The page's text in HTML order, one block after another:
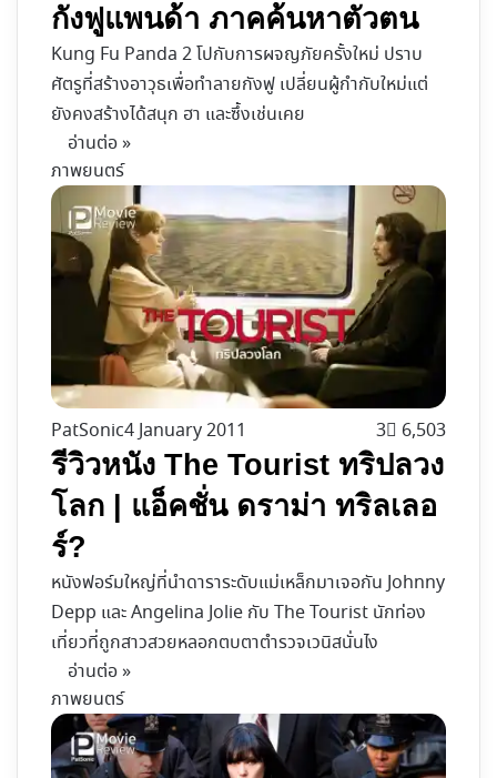
กังฟูแพนด้า ภาคค้นหาตัวตน
Kung Fu Panda 2 โปกับการผจญภัยครั้งใหม่ ปราบ
ศัตรูที่สร้างอาวุธเพื่อทำลายกังฟู เปลี่ยนผู้กำกับใหม่แต่
ยังคงสร้างได้สนุก ฮา และซึ้งเช่นเคย
อ่านต่อ »
ภาพยนตร์
PatSonic4 January 2011 3 6,503
รีวิวหนัง The Tourist ทริปลวง
โลก | แอ็คชั่น ดราม่า ทริลเลอ
ร์?
หนังฟอร์มใหญ่ที่นำดาราระดับแม่เหล็กมาเจอกัน Johnny
Depp และ Angelina Jolie กับ The Tourist นักท่อง
เที่ยวที่ถูกสาวสวยหลอกตบตาตำรวจเวนิสนั่นไง
อ่านต่อ »
ภาพยนตร์